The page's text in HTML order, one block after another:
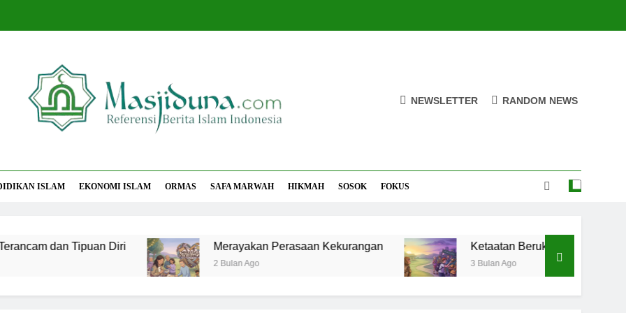
NEWSLETTER RANDOM NEWS
ISLAM EKONOMI ISLAM ORMAS SAFA MARWAH HIKMAH SOSOK FOKUS
Tipuan Diri Merayakan Perasaan Kekurangan
2 Bulan Ago
Ketaatan Beruk dan Kenakalan Manusia
3 Bulan Ago